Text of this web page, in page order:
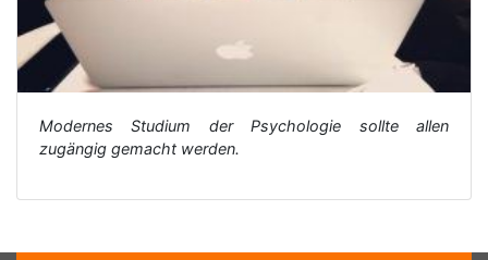
Modernes Studium der Psychologie sollte allen
zugängig gemacht werden.